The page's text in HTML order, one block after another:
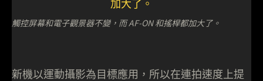
觸控屏幕和電子觀景器不變，而 AF-ON 和搖桿都加大了。
新機以運動攝影為目標應用，所以在連拍速度上提